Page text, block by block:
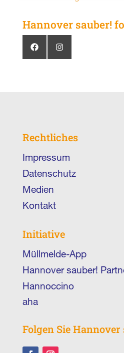
Hannover sauber!
Rechtliches
Impressum
Datenschutz
Medien
Kontakt
Initiative
Müllmelde-App
Hannover sauber!
Hannoccino
aha
Folgen Sie Hannover